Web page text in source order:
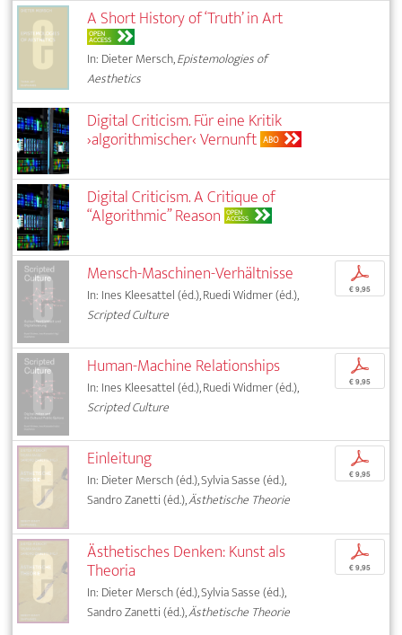
A Short History of ‘Truth’ in Art
OPEN
ACCESS
In: Dieter Mersch,Epistemologies of
Aesthetics
Digital Criticism. Für eine Kritik
›algorithmischer‹ Vernunft ABO
Digital Criticism. A Critique of
“Algorithmic” Reason OPEN
ACCESS
Mensch-Maschinen-Verhältnisse
In: Ines Kleesattel (éd.), Ruedi Widmer (éd.),
Scripted Culture
p
€ 9,95
Human-Machine Relationships
In: Ines Kleesattel (éd.), Ruedi Widmer (éd.),
Scripted Culture
p
€ 9,95
Einleitung
In: Dieter Mersch (éd.), Sylvia Sasse (éd.),
Sandro Zanetti (éd.),Ästhetische Theorie
p
€ 9,95
Ästhetisches Denken: Kunst als
Theoria
In: Dieter Mersch (éd.), Sylvia Sasse (éd.),
Sandro Zanetti (éd.),Ästhetische Theorie
p
€ 9,95